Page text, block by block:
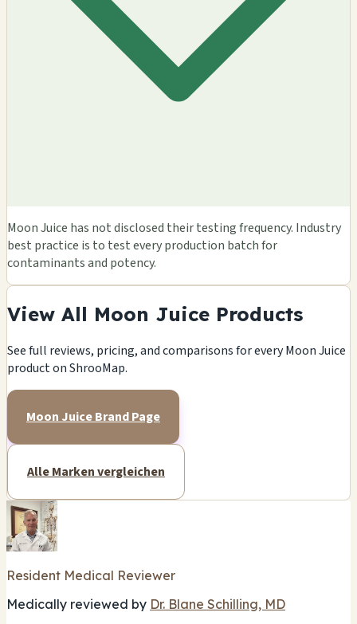
Moon Juice has not disclosed their testing frequency. Industry
best practice is to test every production batch for
contaminants and potency.
View All Moon Juice Products
See full reviews, pricing, and comparisons for every Moon Juice
product on ShrooMap.
Moon Juice Brand Page
Alle Marken vergleichen
Resident Medical Reviewer
Medically reviewed by Dr. Blane Schilling, MD